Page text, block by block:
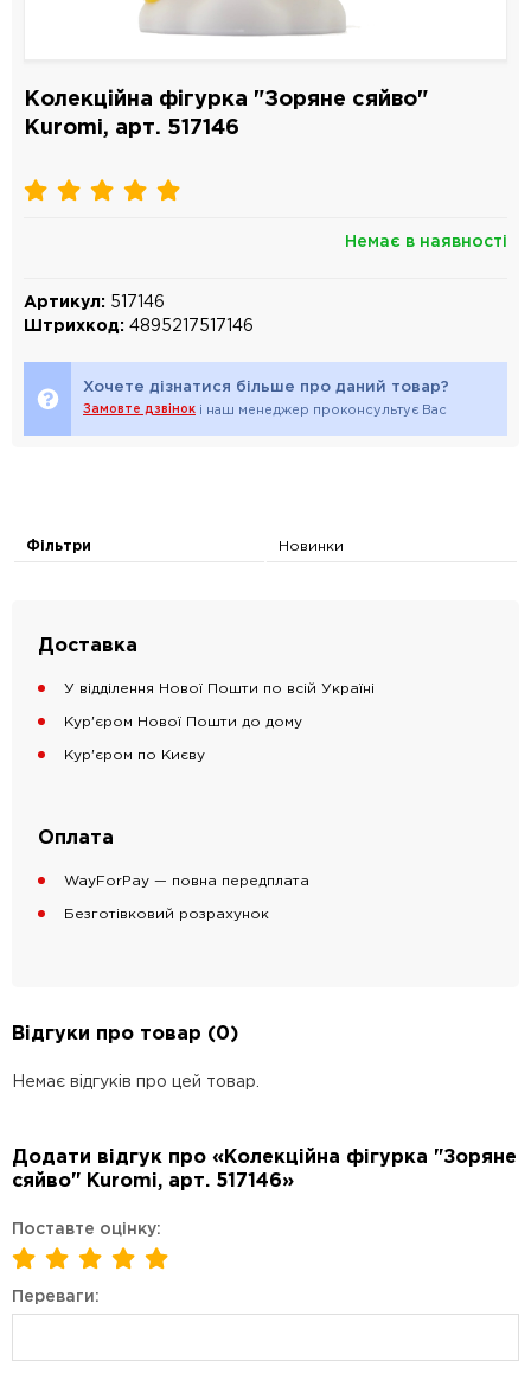
Колекційна фігурка "Зоряне сяйво"
Kuromi, арт. 517146
Немає в наявності
Артикул: 517146
Штрихкод: 4895217517146
Хочете дізнатися більше про даний товар?
Замовте дзвінок і наш менеджер проконсультує Вас
Фільтри Новинки
Доставка
У відділення Нової Пошти по всій Україні
Кур'єром Нової Пошти до дому
Кур'єром по Києву
Оплата
WayForPay — повна передплата
Безготівковий розрахунок
Відгуки про товар (0)
Немає відгуків про цей товар.
Додати відгук про «Колекційна фігурка "Зоряне
сяйво" Kuromi, арт. 517146»
Поставте оцінку:
Переваги: